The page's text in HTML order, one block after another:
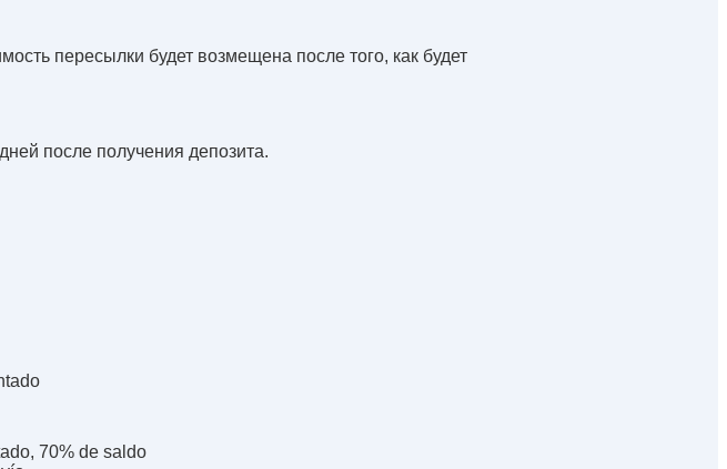
пересылки будет возмещена после того, как будет
после получения депозита.
70% de saldo